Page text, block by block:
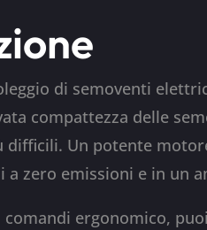
di semoventi
compattezza delle
difficili. Un potente
a zero emissioni e in un
comandi ergonomico,